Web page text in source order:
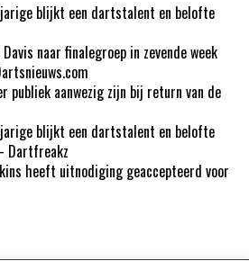
jarige blijkt een dartstalent en belofte
naar finalegroep in zevende week
publiek aanwezig zijn bij return van de
jarige blijkt een dartstalent en belofte
Dartfreakz
heeft uitnodiging geaccepteerd voor